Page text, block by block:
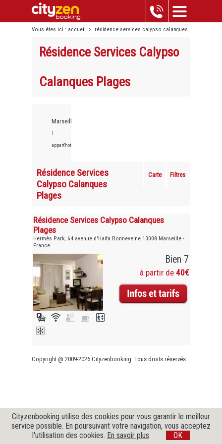
Vous êtes ici : accueil > résidence services calypso calanques
Résidence Services Calypso
Calanques Plages
Marseille,
1
appart'hotels
Résidence Services
Calypso Calanques
Plages
Carte Filtres
Résidence Services Calypso Calanques
Plages
Hermès Park, 64 avenue d'Haifa Bonneveine 13008 Marseille -
France
Bien 7
à partir de 40€
Copyright @ 2009-2026 Cityzenbooking. Tous droits réservés
Cityzenbooking utilise des cookies pour vous garantir le meilleur
service possible. En poursuivant votre navigation, vous acceptez
l'utilisation des cookies. En savoir plus OK